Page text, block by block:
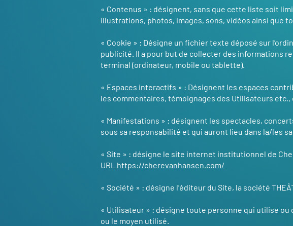
« Contenus » : désignent, sans que cette liste soit
illustrations, photos, images, sons, vidéos ainsi que
« Cookie » : Désigne un fichier texte déposé sur
publicité. Il a pour but de collecter des informations
terminal (ordinateur, mobile ou tablette).
« Espaces interactifs » : Désignent les espaces
les commentaires, témoignages des Utilisateurs etc.,
« Manifestations » : désignent les spectacles,
sous sa responsabilité et qui auront lieu dans la/les
« Site » : désigne le site internet institutionnel de
URL https://cherevanhansen.com/
« Société » : désigne l’éditeur du Site, la société
« Utilisateur » : désigne toute personne qui utilise ou
ou le moyen utilisé.